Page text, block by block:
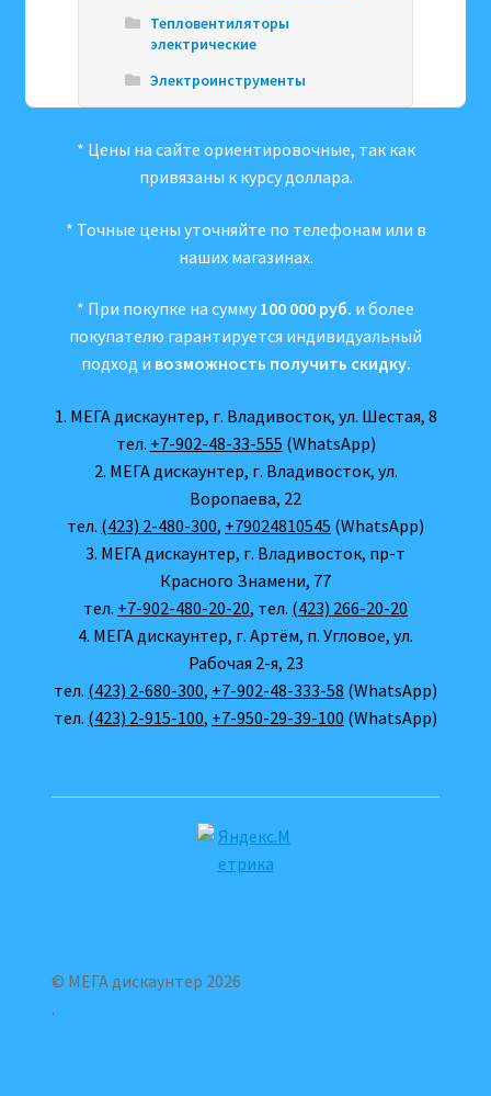
Тепловентиляторы
электрические
Электроинструменты
* Цены на сайте ориентировочные, так как
привязаны к курсу доллара.
* Точные цены уточняйте по телефонам или в
наших магазинах.
* При покупке на сумму 100 000 руб. и более
покупателю гарантируется индивидуальный
подход и возможность получить скидку.
1. МЕГА дискаунтер, г. Владивосток, ул. Шестая, 8
тел. +7-902-48-33-555 (WhatsApp)
2. МЕГА дискаунтер, г. Владивосток, ул.
Воропаева, 22
тел. (423) 2-480-300, +79024810545 (WhatsApp)
3. МЕГА дискаунтер, г. Владивосток, пр-т
Красного Знамени, 77
тел. +7-902-480-20-20, тел. (423) 266-20-20
4. МЕГА дискаунтер, г. Артём, п. Угловое, ул.
Рабочая 2-я, 23
тел. (423) 2-680-300, +7-902-48-333-58 (WhatsApp)
тел. (423) 2-915-100, +7-950-29-39-100 (WhatsApp)
© МЕГА дискаунтер 2026
.